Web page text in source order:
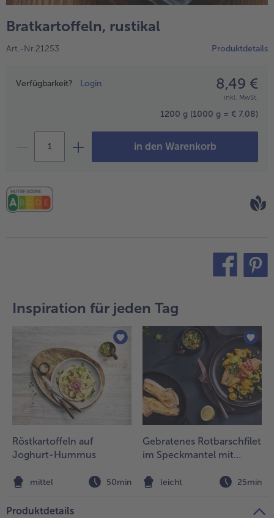
alle Küchenutensilien
alle bofrost*free
alle bofrost*plus.
Pflanzliche Alternativprodukte
Bratkartoffeln, rustikal
Art.-Nr.21253 Produktdetails
Preisangabe
Verfügbarkeit? Login 8,49 €
inkl. MwSt.
1200 g (1000 g = € 7,08)
in den Warenkorb
Inspiration für jeden Tag
Röstkartoffeln auf
Joghurt-Hummus
mittel 50min
Gebratenes Rotbarschfilet
im Speckmantel mit
Gurken-Chutney
leicht 25min
Produktdetails